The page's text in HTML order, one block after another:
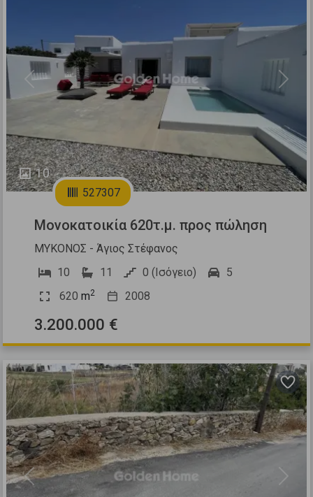
10
Previous Next
527307
Μονοκατοικία 620τ.μ. προς πώληση
ΜΥΚΟΝΟΣ - Άγιος Στέφανος
10
11 0 (Ισόγειο)
5
620 m2 2008
3.200.000 €
Previous Next